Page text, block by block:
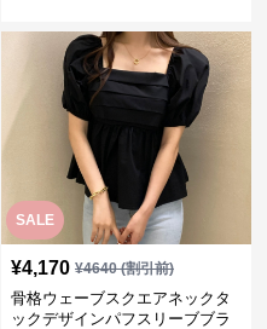
SALE
¥4,170 ¥4640(割引前)
骨格ウェーブスクエアネックタ
ックデザインパフスリーブブラ